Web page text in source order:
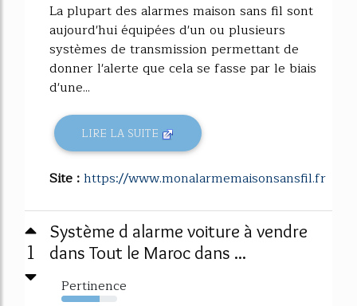
La plupart des alarmes maison sans fil sont
aujourd'hui équipées d'un ou plusieurs
systèmes de transmission permettant de
donner l'alerte que cela se fasse par le biais
d'une...
LIRE LA SUITE
Site :https://www.monalarmemaisonsansfil.fr
1
Système d alarme voiture à vendre
dans Tout le Maroc dans ...
Pertinence